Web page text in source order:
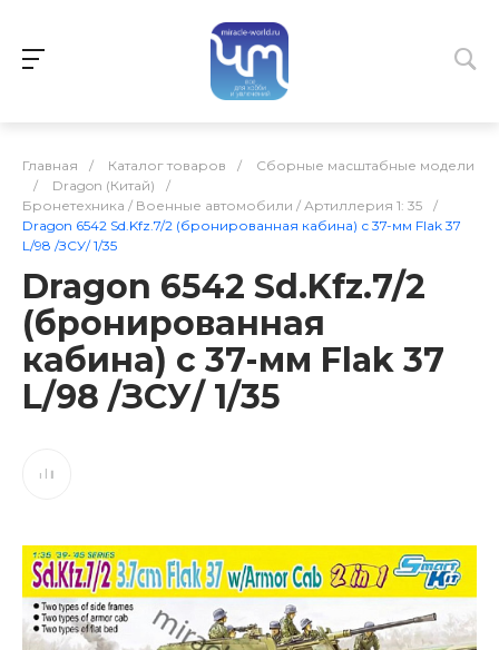
Главная / Каталог товаров /
Сборные масштабные модели
/
Dragon (Китай)
/
Бронетехника / Военные автомобили / Артиллерия 1: 35
/
Dragon 6542 Sd.Kfz.7/2 (бронированная кабина) с 37-мм Flak 37
L/98 /ЗСУ/ 1/35
Dragon 6542 Sd.Kfz.7/2
(бронированная
кабина) с 37-мм Flak 37
L/98 /ЗСУ/ 1/35